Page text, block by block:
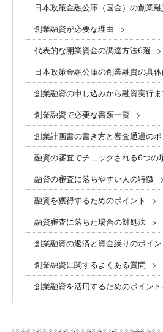
日本政策金融公庫（国金）の創業融
創業融資が必要な理由
代表的な開業資金の調達方法6選
日本政策金融公庫の創業融資の具
創業融資の申し込みから融資実行
創業融資で必要な書類一覧
創業計画書の書き方と審査通過のポ
融資の審査でチェックされる6つの
融資の審査に落ちやすい人の特徴
融資を獲得するためのポイント
融資審査に落ちた場合の対処法
創業融資の返済と資金繰りのポイン
創業融資に関するよくある質問
創業融資を活用するためのポイント